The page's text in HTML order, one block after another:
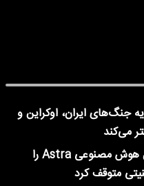
ایران، اوکراین و
می‌کند
OpenAI توسعه مدل هوش مصنوعی Astra را
متوقف کرد